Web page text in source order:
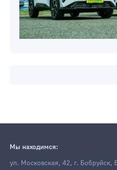
Мы находимся:
ул. Московская, 42, г. Бобруйск,